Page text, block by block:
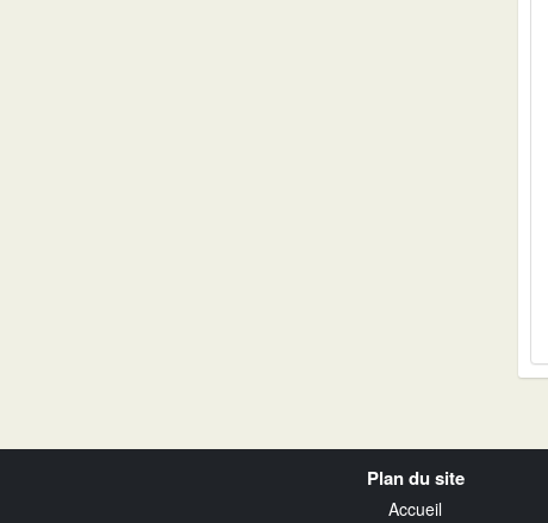
Plan du site
Accueil